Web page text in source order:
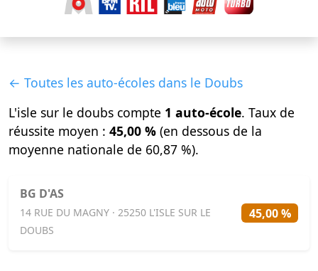
← Toutes les auto-écoles dans le Doubs
L'isle sur le doubs compte 1 auto-école. Taux de
réussite moyen : 45,00 % (en dessous de la
moyenne nationale de 60,87 %).
BG D'AS
14 RUE DU MAGNY · 25250 L'ISLE SUR LE
DOUBS
45,00 %